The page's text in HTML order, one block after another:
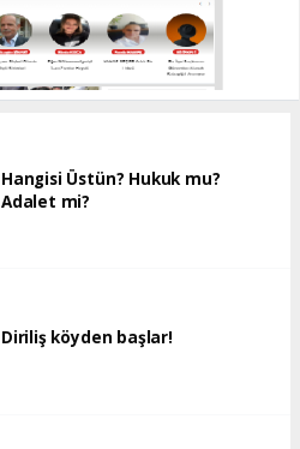
Hangisi Üstün? Hukuk mu?
Adalet mi?
Diriliş köyden başlar!